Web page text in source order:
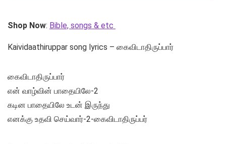
Shop Now: Bible, songs & etc
Kaividaathiruppar song lyrics – கைவிடாதிருப்பார்
கைவிடாதிருப்பார்
என் வாழ்வின் பாதையிலே-2
கடின பாதையிலே உடன் இருந்து
எனக்கு உதவி செய்வார்-2-கைவிடாதிருப்பர்